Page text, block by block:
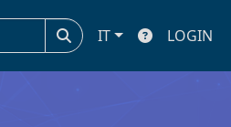
IT LOGIN